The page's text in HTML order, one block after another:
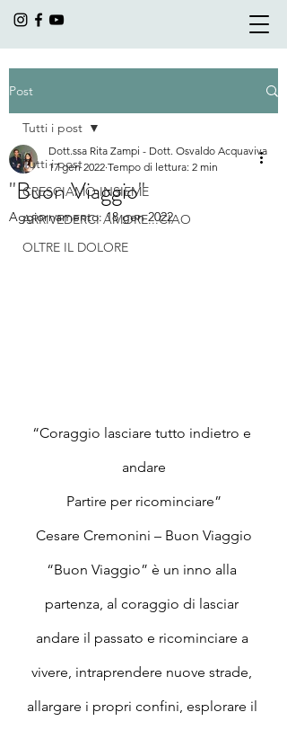
Post
Tutti i post
CRESCIAMO INSIEME
ARRIVEDERCI AMORE...CIAO
OLTRE IL DOLORE
Tutti i post
"Buon Viaggio"
Dott.ssa Rita Zampi - Dott. Osvaldo Acquaviva
17 gen 2022 Tempo di lettura: 2 min
Aggiornamento:18 gen 2022
“Coraggio lasciare tutto indietro e
andare
Partire per ricominciare”
Cesare Cremonini – Buon Viaggio
“Buon Viaggio” è un inno alla
partenza, al coraggio di lasciar
andare il passato e ricominciare a
vivere, intraprendere nuove strade,
allargare i propri confini, esplorare il